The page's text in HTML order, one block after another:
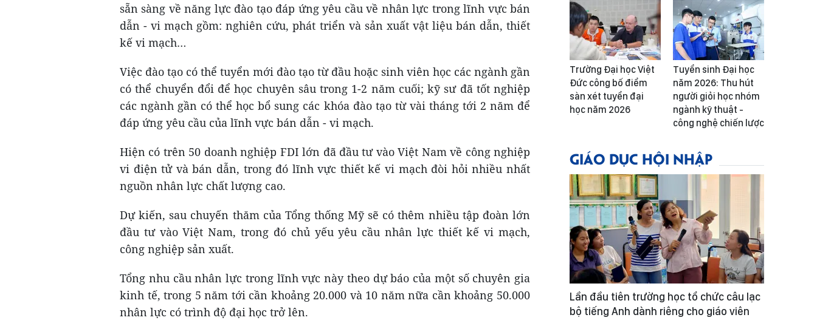
sẵn sàng về năng lực đào tạo đáp ứng yêu cầu về nhân lực trong lĩnh vực bán
dẫn - vi mạch gồm: nghiên cứu, phát triển và sản xuất vật liệu bán dẫn, thiết
kế vi mạch…
Việc đào tạo có thể tuyển mới đào tạo từ đầu hoặc sinh viên học các ngành gần
có thể chuyển đổi để học chuyên sâu trong 1-2 năm cuối; kỹ sư đã tốt nghiệp
các ngành gần có thể học bổ sung các khóa đào tạo từ vài tháng tới 2 năm để
đáp ứng yêu cầu của lĩnh vực bán dẫn - vi mạch.
Hiện có trên 50 doanh nghiệp FDI lớn đã đầu tư vào Việt Nam về công nghiệp
vi điện tử và bán dẫn, trong đó lĩnh vực thiết kế vi mạch đòi hỏi nhiều nhất
nguồn nhân lực chất lượng cao.
Dự kiến, sau chuyến thăm của Tổng thống Mỹ sẽ có thêm nhiều tập đoàn lớn
đầu tư vào Việt Nam, trong đó chủ yếu yêu cầu nhân lực thiết kế vi mạch,
công nghiệp sản xuất.
Tổng nhu cầu nhân lực trong lĩnh vực này theo dự báo của một số chuyên gia
kinh tế, trong 5 năm tới cần khoảng 20.000 và 10 năm nữa cần khoảng 50.000
nhân lực có trình độ đại học trở lên.
Trường Đại học Việt
Đức công bố điểm
sàn xét tuyển đại
học năm 2026
Tuyển sinh Đại học
năm 2026: Thu hút
người giỏi học nhóm
ngành kỹ thuật -
công nghệ chiến lược
GIÁO DỤC HỘI NHẬP
Lần đầu tiên trường học tổ chức câu lạc
bộ tiếng Anh dành riêng cho giáo viên